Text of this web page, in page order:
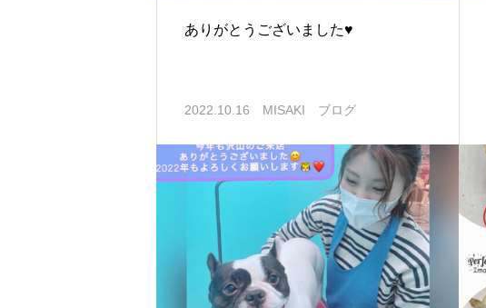
ありがとうございました♥
2022.10.16 MISAKI ブログ